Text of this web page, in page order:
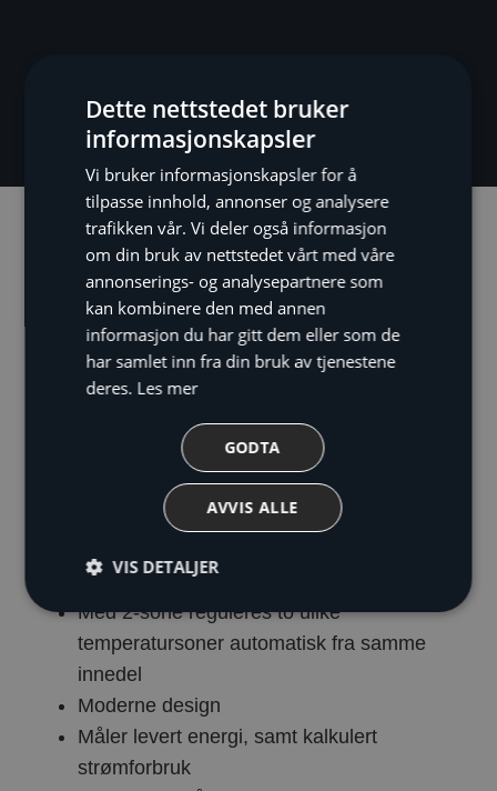
Beskrivelse Spesifikasjoner
Beskrivelse
Derfor skal du velge Daikin
Altherma 3 varmepumpe:
Daikin Altherma 3 har innebygget
varmtvannsbereder
Innebygd magnetittfilter
Tappevann med legionellaprogram
Med 2-sone reguleres to ulike
temperatursoner automatisk fra samme
innedel
Moderne design
Måler levert energi, samt kalkulert
strømforbruk
Dette nettstedet bruker
informasjonskapsler
Vi bruker informasjonskapsler for å
tilpasse innhold, annonser og analysere
trafikken vår. Vi deler også informasjon
om din bruk av nettstedet vårt med våre
annonserings- og analysepartnere som
kan kombinere den med annen
informasjon du har gitt dem eller som de
har samlet inn fra din bruk av tjenestene
deres. Les mer
GODTA
AVVIS ALLE
VIS DETALJER